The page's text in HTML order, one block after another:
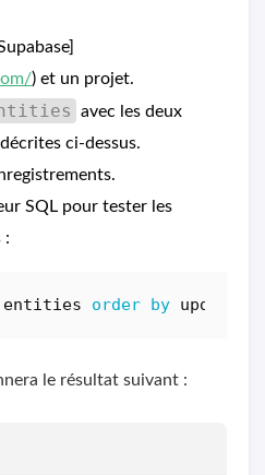
) et un projet.
avec les deux
ci-dessus.
SQL pour tester les
:
entities order by
le résultat suivant :